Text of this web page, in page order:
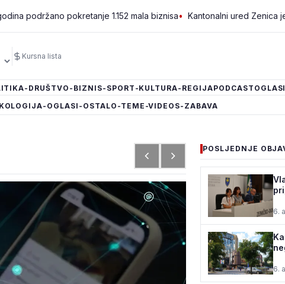
pokretanje 1.152 mala biznisa• Kantonalni ured Zenica jedini
Kursna lista
-DRUŠTVO -BIZNIS-SPORT -KULTURA-REGIJAPODCAST OGLASI
-OGLASI -OSTALO -TEME -VIDEOS-ZABAVA
POSLJEDNJE
6.
6.